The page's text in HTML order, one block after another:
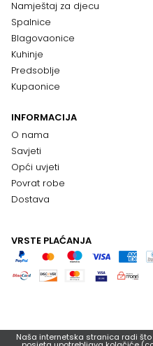
Namještaj za djecu
Spalnice
Blagovaonice
Kuhinje
Predsoblje
Kupaonice
INFORMACIJA
O nama
Savjeti
Opći uvjeti
Povrat robe
Dostava
VRSTE PLAĆANJA
Naša internetska stranica radi